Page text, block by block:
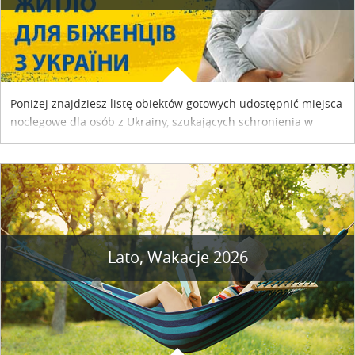
Poniżej znajdziesz listę obiektów gotowych udostępnić miejsca
noclegowe dla osób z Ukrainy, szukających schronienia w
Lato, Wakacje 2026